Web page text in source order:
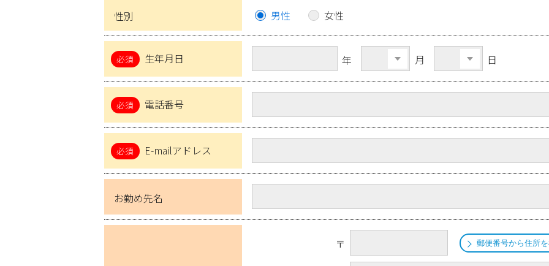
性別 男性 女性
生年月日 年 月 日
電話番号
E-mailアドレス
お勤め先名
〒 郵便番号から住所